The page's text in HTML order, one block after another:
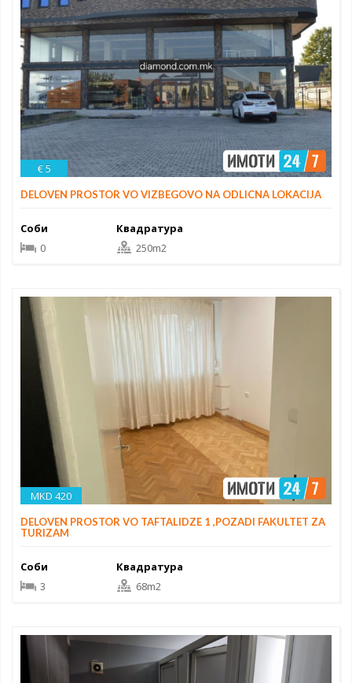
€ 5
DELOVEN PROSTOR VO VIZBEGOVO NA ODLICNA LOKACIJA
Соби
0
Квадратура
250m2
MKD 420
DELOVEN PROSTOR VO TAFTALIDZE 1 ,POZADI FAKULTET ZA
TURIZAM
Соби
3
Квадратура
68m2